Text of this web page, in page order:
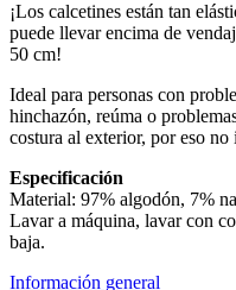
¡Los calcetines están tan
puede llevar encima de
50 cm!
Ideal para personas con
hinchazón, reúma o
costura al exterior, por eso no
Especificación
Material: 97% algodón, 7%
Lavar a máquina, lavar con
baja.
Información general